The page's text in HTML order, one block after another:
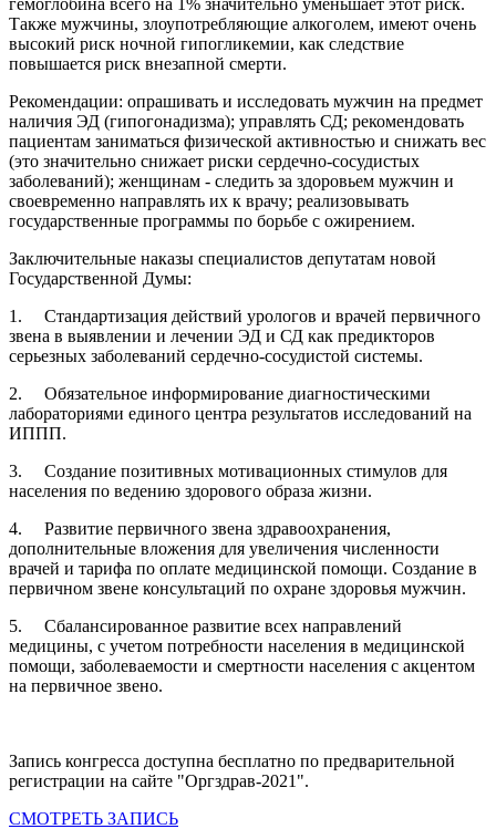
Также мужчины, злоупотребляющие алкоголем, имеют очень
высокий риск ночной гипогликемии, как следствие
повышается риск внезапной смерти.
Рекомендации: опрашивать и исследовать мужчин на предмет
наличия ЭД (гипогонадизма); управлять СД; рекомендовать
пациентам заниматься физической активностью и снижать вес
(это значительно снижает риски сердечно-сосудистых
заболеваний); женщинам - следить за здоровьем мужчин и
своевременно направлять их к врачу; реализовывать
государственные программы по борьбе с ожирением.
Заключительные наказы специалистов депутатам новой
Государственной Думы:
1. Стандартизация действий урологов и врачей первичного
звена в выявлении и лечении ЭД и СД как предикторов
серьезных заболеваний сердечно-сосудистой системы.
2. Обязательное информирование диагностическими
лабораториями единого центра результатов исследований на
ИППП.
3. Создание позитивных мотивационных стимулов для
населения по ведению здорового образа жизни.
4. Развитие первичного звена здравоохранения,
дополнительные вложения для увеличения численности
врачей и тарифа по оплате медицинской помощи. Создание в
первичном звене консультаций по охране здоровья мужчин.
5. Сбалансированное развитие всех направлений
медицины, с учетом потребности населения в медицинской
помощи, заболеваемости и смертности населения с акцентом
на первичное звено.
Запись конгресса доступна бесплатно по предварительной
регистрации на сайте "Оргздрав-2021".
СМОТРЕТЬ ЗАПИСЬ